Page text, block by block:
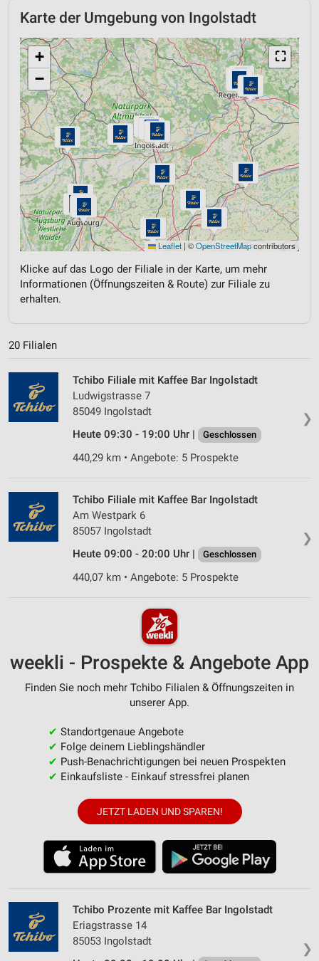
Karte der Umgebung von Ingolstadt
⛶
+
−
Leaflet | ©OpenStreetMapcontributors
Klicke auf das Logo der Filiale in der Karte, um mehr
Informationen (Öffnungszeiten & Route) zur Filiale zu
erhalten.
20 Filialen
❯
Tchibo Filiale mit Kaffee Bar Ingolstadt
Ludwigstrasse 7
85049 Ingolstadt
Heute 09:30 - 19:00 Uhr |
Geschlossen
440,29 km • Angebote: 5 Prospekte
❯
Tchibo Filiale mit Kaffee Bar Ingolstadt
Am Westpark 6
85057 Ingolstadt
Heute 09:00 - 20:00 Uhr |
Geschlossen
440,07 km • Angebote: 5 Prospekte
weekli - Prospekte & Angebote App
Finden Sie noch mehr Tchibo Filialen & Öffnungszeiten in
unserer App.
✔ Standortgenaue Angebote
✔ Folge deinem Lieblingshändler
✔ Push-Benachrichtigungen bei neuen Prospekten
✔ Einkaufsliste - Einkauf stressfrei planen
JETZT LADEN UND SPAREN!
❯
Tchibo Prozente mit Kaffee Bar Ingolstadt
Eriagstrasse 14
85053 Ingolstadt